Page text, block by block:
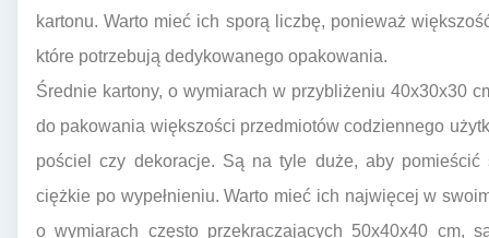
kartonu. Warto mieć ich sporą liczbę, ponieważ
które potrzebują dedykowanego opakowania.
Średnie kartony, o wymiarach w przybliżeniu 40x30x30
do pakowania większości przedmiotów codziennego
pościel czy dekoracje. Są na tyle duże, aby
ciężkie po wypełnieniu. Warto mieć ich najwięcej w
o wymiarach często przekraczających 50x40x40 cm,